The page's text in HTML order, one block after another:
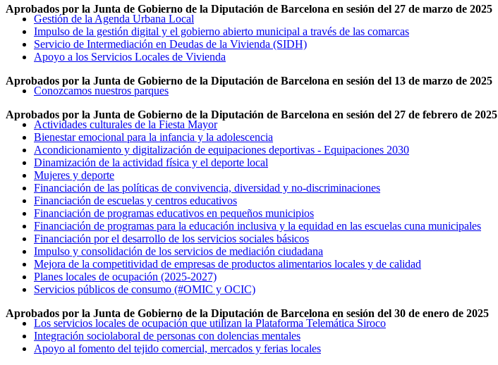
Aprobados por la Junta de Gobierno de la Diputación de Barcelona en sesión del 27 de marzo de 2025
Gestión de la Agenda Urbana Local
Impulso de la gestión digital y el gobierno abierto municipal a través de las comarcas
Servicio de Intermediación en Deudas de la Vivienda (SIDH)
Apoyo a los Servicios Locales de Vivienda
Aprobados por la Junta de Gobierno de la Diputación de Barcelona en sesión del 13 de marzo de 2025
Conozcamos nuestros parques
Aprobados por la Junta de Gobierno de la Diputación de Barcelona en sesión del 27 de febrero de 2025
Actividades culturales de la Fiesta Mayor
Bienestar emocional para la infancia y la adolescencia
Acondicionamiento y digitalización de equipaciones deportivas - Equipaciones 2030
Dinamización de la actividad física y el deporte local
Mujeres y deporte
Financiación de las políticas de convivencia, diversidad y no-discriminaciones
Financiación de escuelas y centros educativos
Financiación de programas educativos en pequeños municipios
Financiación de programas para la educación inclusiva y la equidad en las escuelas cuna municipales
Financiación por el desarrollo de los servicios sociales básicos
Impulso y consolidación de los servicios de mediación ciudadana
Mejora de la competitividad de empresas de productos alimentarios locales y de calidad
Planes locales de ocupación (2025-2027)
Servicios públicos de consumo (#OMIC y OCIC)
Aprobados por la Junta de Gobierno de la Diputación de Barcelona en sesión del 30 de enero de 2025
Los servicios locales de ocupación que utilizan la Plataforma Telemática Siroco
Integración sociolaboral de personas con dolencias mentales
Apoyo al fomento del tejido comercial, mercados y ferias locales